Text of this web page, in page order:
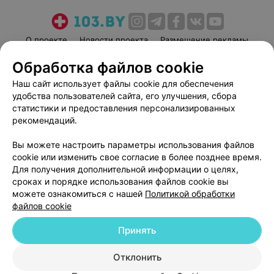
О проекте Новости проекта
Размещение рекламы
Пользовательское соглашение
Способы оплаты
Вакансии
Партнеры
Написать руководителю 103.by
Персональные настройки cookie
Обработка персональных данных
© 2026 ООО «Артокс Лаб», УНП 191700409| 220012, Республика Беларусь,
г. Минск, улица Толбухина, 2, пом. 16 | help@103.by
Обработка файлов cookie
Наш сайт использует файлы cookie для обеспечения
удобства пользователей сайта, его улучшения, сбора
статистики и предоставления персонализированных
рекомендаций.
Вы можете настроить параметры использования файлов
cookie или изменить свое согласие в более позднее время.
Для получения дополнительной информации о целях,
сроках и порядке использования файлов cookie вы
можете ознакомиться с нашей Политикой обработки
файлов cookie
Отклонить
Принять